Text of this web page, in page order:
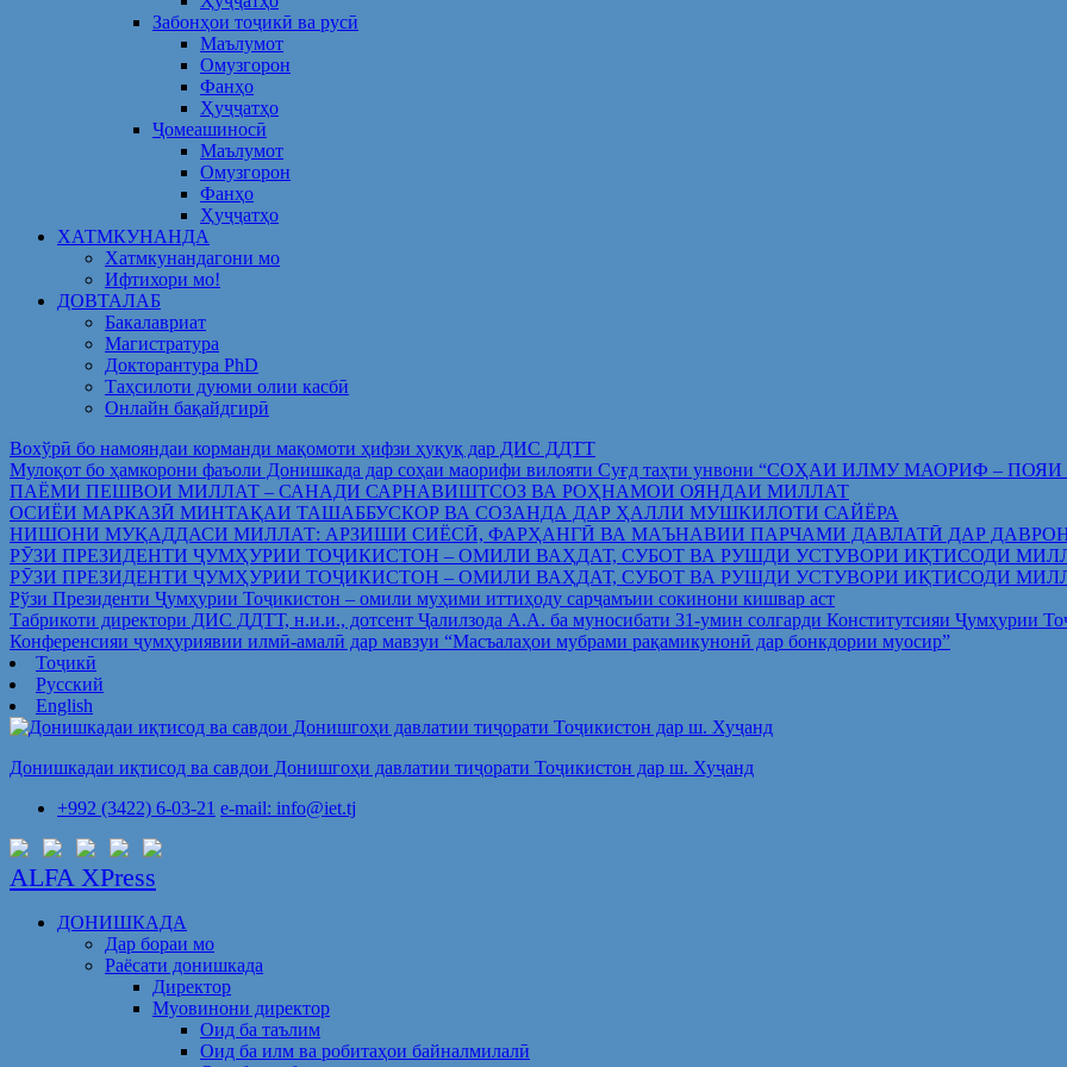
Забонҳои тоҷикӣ ва русӣ
Маълумот
Омузгорон
Фанҳо
Ҳуҷҷатҳо
Ҷомеашиносӣ
Маълумот
Омузгорон
Фанҳо
Ҳуҷҷатҳо
ХАТМКУНАНДА
Хатмкунандагони мо
Ифтихори мо!
ДОВТАЛАБ
Бакалавриат
Магистратура
Докторантура PhD
Таҳсилоти дуюми олии касбӣ
Онлайн бақайдгирӣ
Вохўрӣ бо намояндаи корманди мақомоти ҳифзи ҳуқуқ дар ДИС ДДТТ
Мулоқот бо ҳамкорони фаъоли Донишкада дар соҳаи маорифи вилояти Суғд таҳти унвони “СОҲАИ ИЛМУ МАОРИФ
ПАЁМИ ПЕШВОИ МИЛЛАТ – САНАДИ САРНАВИШТСОЗ ВА РОҲНАМОИ ОЯНДАИ МИЛЛАТ
ОСИЁИ МАРКАЗӢ МИНТАҚАИ ТАШАББУСКОР ВА СОЗАНДА ДАР ҲАЛЛИ МУШКИЛОТИ САЙЁРА
НИШОНИ МУҚАДДАСИ МИЛЛАТ: АРЗИШИ СИЁСӢ, ФАРҲАНГӢ ВА МАЪНАВИИ ПАРЧАМИ ДАВЛАТӢ ДАР
РӮЗИ ПРЕЗИДЕНТИ ҶУМҲУРИИ ТОҶИКИСТОН – ОМИЛИ ВАҲДАТ, СУБОТ ВА РУШДИ УСТУВОРИ ИҚТИСОДИ
РӮЗИ ПРЕЗИДЕНТИ ҶУМҲУРИИ ТОҶИКИСТОН – ОМИЛИ ВАҲДАТ, СУБОТ ВА РУШДИ УСТУВОРИ ИҚТИСОДИ
Рўзи Президенти Ҷумҳурии Тоҷикистон – омили муҳими иттиҳоду сарҷамъии сокинони кишвар аст
Табрикоти директори ДИС ДДТТ, н.и.и., дотсент Ҷалилзода А.А. ба муносибати 31-умин солгарди Конститутсияи Ҷумҳурии
Конференсияи ҷумҳуриявии илмӣ-амалӣ дар мавзуи “Масъалаҳои мубрами рақамикунонӣ дар бонкдории муосир”
Тоҷикӣ
Русский
English
Донишкадаи иқтисод ва савдои Донишгоҳи давлатии тиҷорати Тоҷикистон дар ш. Хуҷанд
+992 (3422) 6-03-21 e-mail: info@iet.tj
ALFA XPress
ДОНИШКАДА
Дар бораи мо
Раёсати донишкада
Директор
Муовинони директор
Оид ба таълим
Оид ба илм ва робитаҳои байналмилалӣ